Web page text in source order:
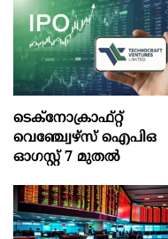
ടെക്‌നോക്രാഫ്‌റ്റ്‌
വെഞ്ച്വേഴ്‌സ്‌ ഐപിഒ
ഓഗസ്റ്റ്‌ 7 മുതല്‍